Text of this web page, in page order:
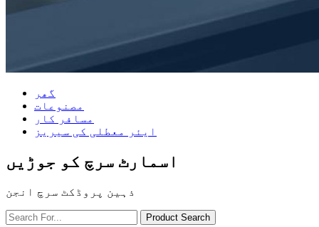
گھر
مصنوعات
مسافر کار
ایئر معطلی کی سیریز
اسمارٹ سرچ کو جوڑیں
ذہین پروڈکٹ سرچ انجن